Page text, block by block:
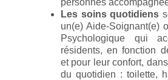
Les soins quotidiens
un(e) Aide-Soignant(e)
Psychologique qui
résidents, en fonction
et pour leur confort,
du quotidien : toilette,